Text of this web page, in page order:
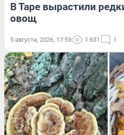
В Таре вырастили
овощ
5 августа, 2026, 17:53 1 631 1